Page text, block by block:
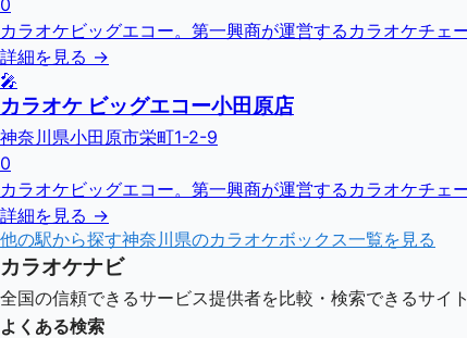
0
カラオケビッグエコー。第一興商が運営するカラオケチェ
詳細を見る →
🎤
カラオケ ビッグエコー小田原店
神奈川県小田原市栄町1-2-9
0
カラオケビッグエコー。第一興商が運営するカラオケチェ
詳細を見る →
他の駅から探す神奈川県のカラオケボックス一覧を見る
カラオケナビ
全国の信頼できるサービス提供者を比較・検索できるサイト
よくある検索